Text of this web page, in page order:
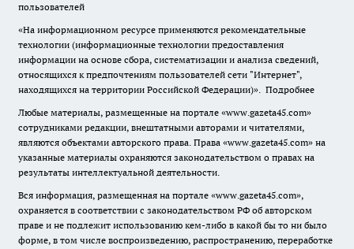
пользователей
«На информационном ресурсе применяются рекомендательные
технологии (информационные технологии предоставления
информации на основе сбора, систематизации и анализа сведений,
относящихся к предпочтениям пользователей сети "Интернет",
находящихся на территории Российской Федерации)». Подробнее
Любые материалы, размещенные на портале «www.gazeta45.com»
сотрудниками редакции, внештатными авторами и читателями,
являются объектами авторского права. Права «www.gazeta45.com» на
указанные материалы охраняются законодательством о правах на
результаты интеллектуальной деятельности.
Вся информация, размещенная на портале «www.gazeta45.com»,
охраняется в соответствии с законодательством РФ об авторском
праве и не подлежит использованию кем-либо в какой бы то ни было
форме, в том числе воспроизведению, распространению, переработке